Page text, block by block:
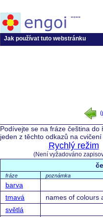
----
Jak používat tuto webstránku
Podívejte se na fráze čeština
jeden z těchto odkazů na cvičení
Rychlý režim
(Není vyžadováno
fráze poznámka
barva
tmavá
names of colours
světlá